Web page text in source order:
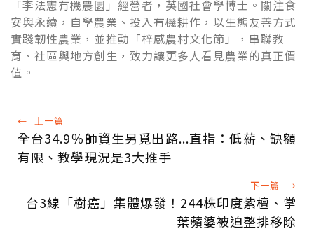
「李法憲有機農園」經營者，英國社會學博士。關注食
安與永續，自學農業、投入有機耕作，以生態友善方式
實踐韌性農業，並推動「梓感農村文化節」，串聯教
育、社區與地方創生，致力讓更多人看見農業的真正價
值。
← 上一篇
全台34.9％師資生另覓出路...直指：低薪、缺額
有限、教學現況是3大推手
下一篇 →
台3線「樹癌」集體爆發！244株印度紫檀、掌
葉蘋婆被迫整排移除